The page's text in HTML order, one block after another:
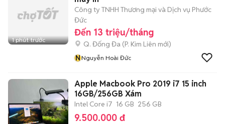
1 phút trước
Công ty TNHH Thương mại và Dịch vụ Phước
Đức
Đến 13 triệu/tháng
Q. Đống Đa (P. Kim Liên mới)
NNguyễn Hoài Đức
Apple Macbook Pro 2019 i7 15 inch
16GB/256GB Xám
Intel Core i7 16 GB 256 GB
9.500.000 đ